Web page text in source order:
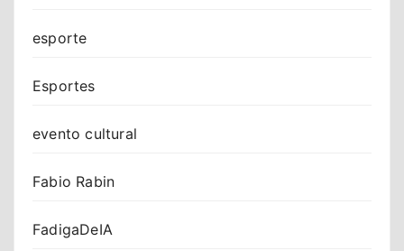
esporte
Esportes
evento cultural
Fabio Rabin
FadigaDeIA